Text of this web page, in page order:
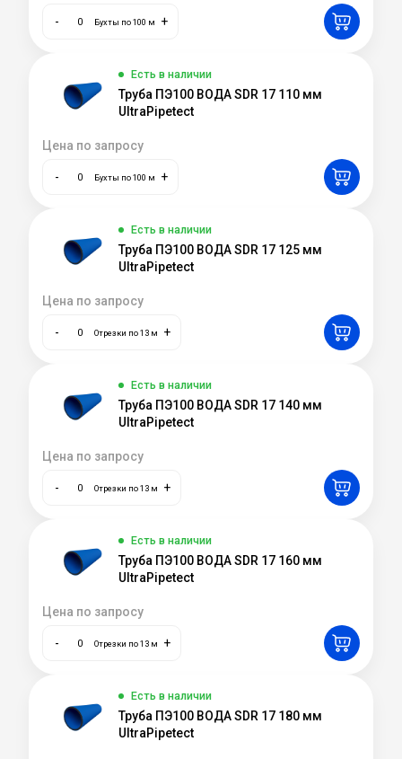
- Бухты по 100 м +
Есть в наличии
Труба ПЭ100 ВОДА SDR 17 110 мм
UltraPipetect
Цена по запросу
- Бухты по 100 м +
Есть в наличии
Труба ПЭ100 ВОДА SDR 17 125 мм
UltraPipetect
Цена по запросу
- Отрезки по 13 м +
Есть в наличии
Труба ПЭ100 ВОДА SDR 17 140 мм
UltraPipetect
Цена по запросу
- Отрезки по 13 м +
Есть в наличии
Труба ПЭ100 ВОДА SDR 17 160 мм
UltraPipetect
Цена по запросу
- Отрезки по 13 м +
Есть в наличии
Труба ПЭ100 ВОДА SDR 17 180 мм
UltraPipetect